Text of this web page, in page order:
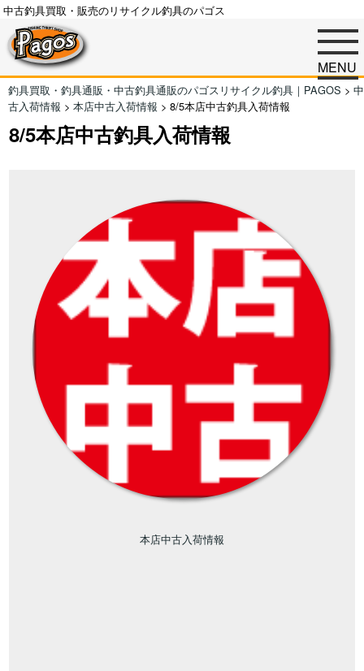
中古釣具買取・販売のリサイクル釣具のパゴス
MENU
釣具買取・釣具通販・中古釣具通販のパゴスリサイクル釣具｜PAGOS > 中
古入荷情報 > 本店中古入荷情報 > 8/5本店中古釣具入荷情報
8/5本店中古釣具入荷情報
本店中古入荷情報